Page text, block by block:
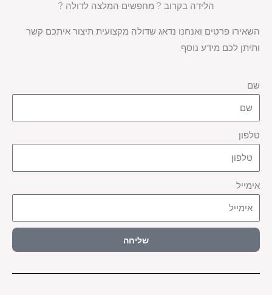
הלידה בקרוב ? מחפשים המלצה לדולה ?
השאירו פרטים ואנחנו נדאג שדולה מקצועית תיצור איתכם קשר
ותיתן לכם מידע נוסף.
שם
טלפון
אימייל
שליחה